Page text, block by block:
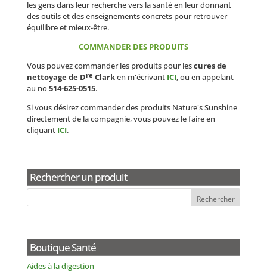
les gens dans leur recherche vers la santé en leur donnant
des outils et des enseignements concrets pour retrouver
équilibre et mieux-être.
COMMANDER DES PRODUITS
Vous pouvez commander les produits pour lescures de
nettoyage de Dre Clarken m'écrivant ICI, ou en appelant
au no514-625-0515.
Si vous désirez commander des produits Nature's Sunshine
directement de la compagnie, vous pouvez le faire en
cliquant ICI.
Rechercher un produit
Boutique Santé
Aides à la digestion